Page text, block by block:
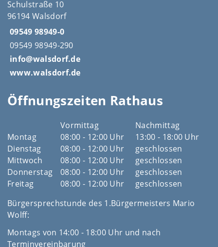
Schulstraße 10
96194 Walsdorf
09549 98949-0
09549 98949-290
info@walsdorf.de
www.walsdorf.de
Öffnungszeiten Rathaus
Vormittag
Nachmittag
Montag
08:00 - 12:00 Uhr
13:00 - 18:00 Uhr
Dienstag
08:00 - 12:00 Uhr
geschlossen
Mittwoch
08:00 - 12:00 Uhr
geschlossen
Donnerstag
08:00 - 12:00 Uhr
geschlossen
Freitag
08:00 - 12:00 Uhr
geschlossen
Bürgersprechstunde des 1.Bürgermeisters Mario
Wolff:
Montags von 14:00 - 18:00 Uhr und nach
Terminvereinbarung